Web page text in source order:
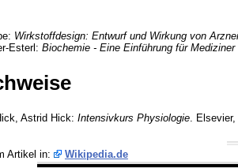
Wirkstoffdesign: Entwurf und Wirkung von
Esterl: Biochemie - Eine Einführung für
Astrid Hick: Intensivkurs Physiologie. Elsevier,
Artikel in: Wikipedia.de